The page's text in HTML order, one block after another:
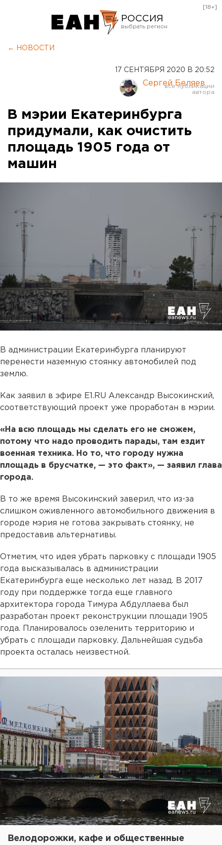
РОССИЯ
Курган
Оренбург
[18+]
← НОВОСТИ
17 СЕНТЯБРЯ 2020 В 20:52
Сергей Беляев
В мэрии Екатеринбурга
придумали, как очистить
площадь 1905 года от
машин
В администрации Екатеринбурга планируют
перенести наземную стоянку автомобилей под
землю.
Как заявил в эфире Е1.RU Александр Высокинский,
соответствующий проект уже проработан в мэрии.
«На всю площадь мы сделать его не сможем,
потому что надо проводить парады, там ездит
военная техника. Но то, что городу нужна
площадь в брусчатке, — это факт», — заявил глава
города.
В то же время Высокинский заверил, что из-за
слишком оживленного автомобильного движения в
городе мэрия не готова закрывать стоянку, не
предоставив альтернативы.
Отметим, что идея убрать парковку с площади 1905
года высказывалась в администрации
Екатеринбурга еще несколько лет назад. В 2017
году при поддержке тогда еще главного
архитектора города Тимура Абдуллаева был
разработан проект реконструкции площади 1905
года. Планировалось озеленить территорию и
убрать с площади парковку. Дальнейшая судьба
проекта осталась неизвестной.
Велодорожки, кафе и общественные